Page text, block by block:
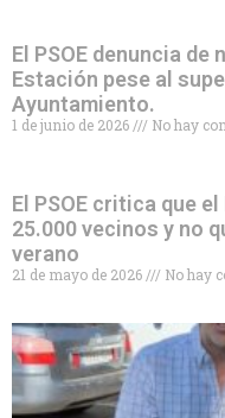
El PSOE denuncia
Estación pese al
Ayuntamiento.
1 de junio de 2026 No hay
El PSOE critica que
25.000 vecinos y no
verano
21 de mayo de 2026 No hay